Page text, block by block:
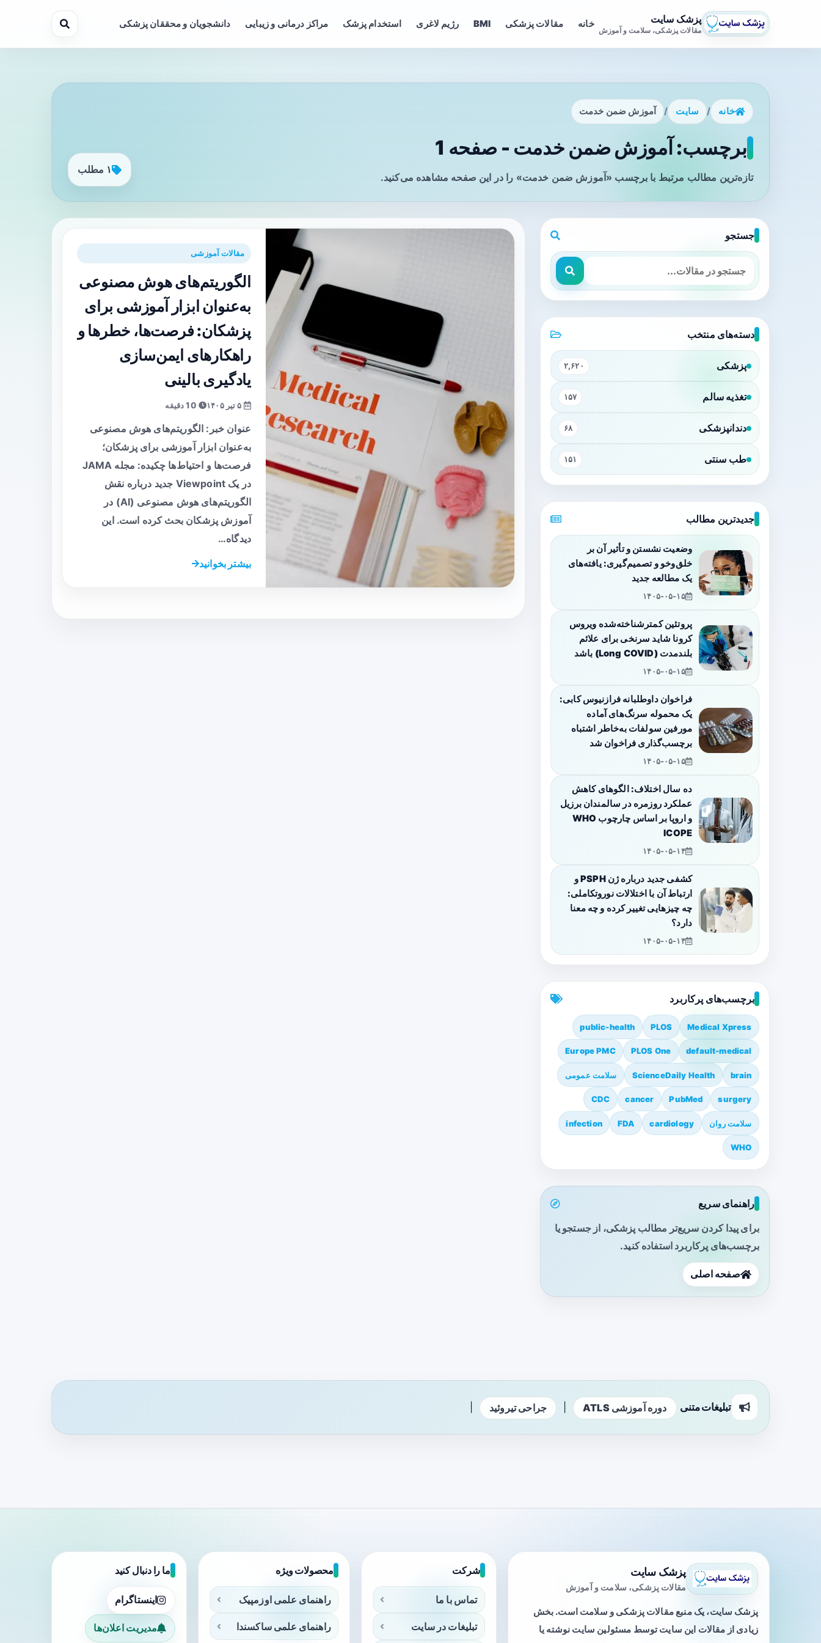
پزشک سایت
مقالات پزشکی، سلامت و آموزش
خانه مقالات پزشکی BMI رژیم لاغری استخدام پزشک مراکز درمانی و زیبایی دانشجویان و محققان پزشکی
خانه / سایت / آموزش ضمن خدمت
برچسب: آموزش ضمن خدمت - صفحه 1
تازه‌ترین مطالب مرتبط با برچسب «آموزش ضمن خدمت» را در این صفحه مشاهده می‌کنید.
۱ مطلب
مقالات آموزشی
الگوریتم‌های هوش مصنوعی
به‌عنوان ابزار آموزشی برای
پزشکان: فرصت‌ها، خطرها و
راهکارهای ایمن‌سازی
یادگیری بالینی
عنوان خبر: الگوریتم‌های هوش مصنوعی
به‌عنوان ابزار آموزشی برای پزشکان؛
فرصت‌ها و احتیاط‌ها چکیده: مجله JAMA
در یک Viewpoint جدید درباره نقش
الگوریتم‌های هوش مصنوعی (AI) در
آموزش پزشکان بحث کرده است. این
دیدگاه…
بیشتر بخوانید
جستجو
دسته‌های منتخب
پزشکی ۲,۶۲۰
تغذیه سالم ۱۵۷
دندانپزشکی ۶۸
طب سنتی ۱۵۱
جدیدترین مطالب
وضعیت نشستن و تأثیر آن بر
خلق‌وخو و تصمیم‌گیری: یافته‌های
یک مطالعه جدید
۱۴۰۵-۰۵-۱۵
پروتئین کمترشناخته‌شده ویروس
کرونا شاید سرنخی برای علائم
بلندمدت (Long COVID) باشد
۱۴۰۵-۰۵-۱۵
فراخوان داوطلبانه فرازنیوس کابی:
یک محموله سرنگ‌های آماده
مورفین سولفات به‌خاطر اشتباه
برچسب‌گذاری فراخوان شد
۱۴۰۵-۰۵-۱۵
ده سال اختلاف: الگوهای کاهش
عملکرد روزمره در سالمندان برزیل
و اروپا بر اساس چارچوب WHO
ICOPE
۱۴۰۵-۰۵-۱۴
کشفی جدید درباره ژن PSPH و
ارتباط آن با اختلالات نوروتکاملی:
چه چیزهایی تغییر کرده و چه معنا
دارد؟
۱۴۰۵-۰۵-۱۴
برچسب‌های پرکاربرد
Medical Xpress
PLOS
public-health
default-medical
PLOS One
Europe PMC
brain
ScienceDaily Health سلامت عمومی
surgery
PubMed
cancer
CDC
سلامت روان cardiology
FDA
infection
WHO
راهنمای سریع
برای پیدا کردن سریع‌تر مطالب پزشکی، از جستجو یا
برچسب‌های پرکاربرد استفاده کنید.
صفحه اصلی
تبلیغات متنی دوره آموزشی ATLS جراحی تیروئید
پزشک سایت
مقالات پزشکی، سلامت و آموزش
پزشک سایت، یک منبع مقالات پزشکی و سلامت است. بخش
زیادی از مقالات این سایت توسط مسئولین سایت نوشته یا
شرکت
تماس با ما
تبلیغات در سایت
محصولات ویژه
راهنمای علمی اوزمپیک
راهنمای علمی ساکسندا
ما را دنبال کنید
اینستاگرام
مدیریت اعلان‌ها